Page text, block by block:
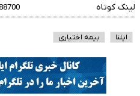
لینک کوتاه
ایلنا بیمه اختیاری